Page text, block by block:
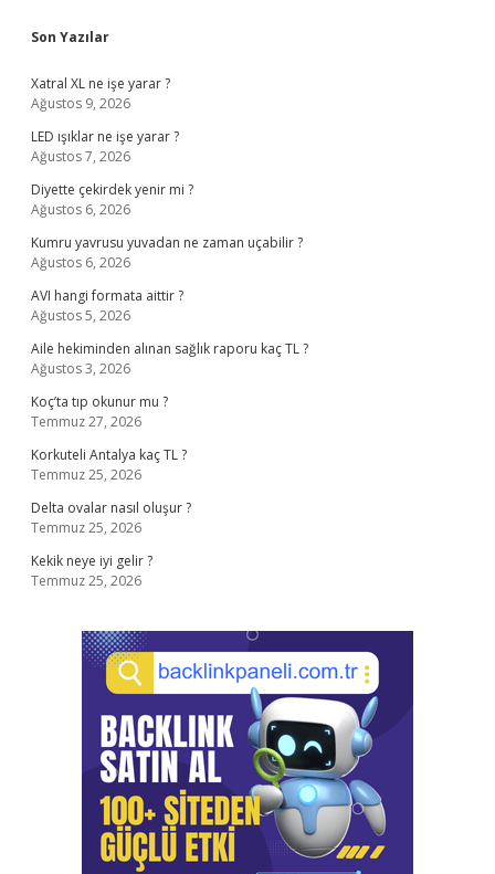
Sidebar
Son Yazılar
Xatral XL ne işe yarar ?
Ağustos 9, 2026
LED ışıklar ne işe yarar ?
Ağustos 7, 2026
Diyette çekirdek yenir mi ?
Ağustos 6, 2026
Kumru yavrusu yuvadan ne zaman uçabilir ?
Ağustos 6, 2026
AVI hangi formata aittir ?
Ağustos 5, 2026
Aile hekiminden alınan sağlık raporu kaç TL ?
Ağustos 3, 2026
Koç’ta tıp okunur mu ?
Temmuz 27, 2026
Korkuteli Antalya kaç TL ?
Temmuz 25, 2026
Delta ovalar nasıl oluşur ?
Temmuz 25, 2026
Kekik neye iyi gelir ?
Temmuz 25, 2026